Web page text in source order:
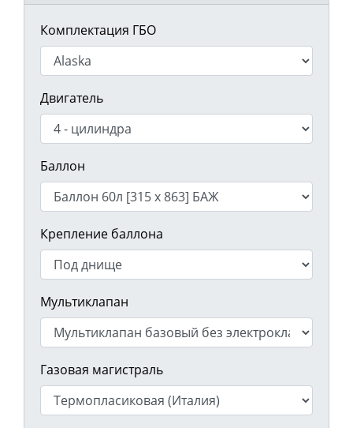
Комплектация ГБО
Двигатель
Баллон
Крепление баллона
Мультиклапан
Газовая магистраль